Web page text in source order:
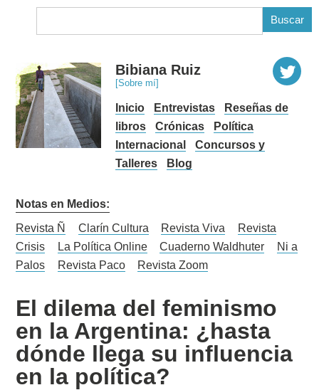
Bibiana Ruiz
[Sobre mí]
Inicio Entrevistas
Reseñas de
libros
Crónicas
Política
Internacional
Concursos y
Talleres
Blog
Notas en Medios:
Revista Ñ
Clarín Cultura Revista Viva
Revista
Crisis
La Política Online Cuaderno Waldhuter
Ni a
Palos
Revista Paco Revista Zoom
El dilema del feminismo
en la Argentina: ¿hasta
dónde llega su influencia
en la política?